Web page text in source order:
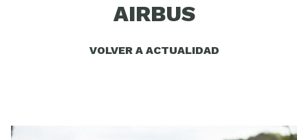
AIRBUS
VOLVER A ACTUALIDAD